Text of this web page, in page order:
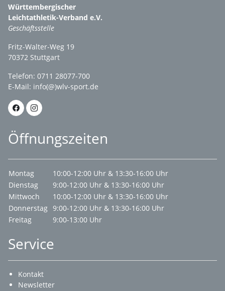
Württembergischer
Leichtathletik-Verband e.V.
Geschäftsstelle
Fritz-Walter-Weg 19
70372 Stuttgart
Telefon: 0711 28077-700
E-Mail: info(@)wlv-sport.de
Öffnungszeiten
Montag
10:00-12:00 Uhr & 13:30-16:00 Uhr
Dienstag
9:00-12:00 Uhr & 13:30-16:00 Uhr
Mittwoch
10:00-12:00 Uhr & 13:30-16:00 Uhr
Donnerstag 9:00-12:00 Uhr & 13:30-16:00 Uhr
Freitag
9:00-13:00 Uhr
Service
Kontakt
Newsletter